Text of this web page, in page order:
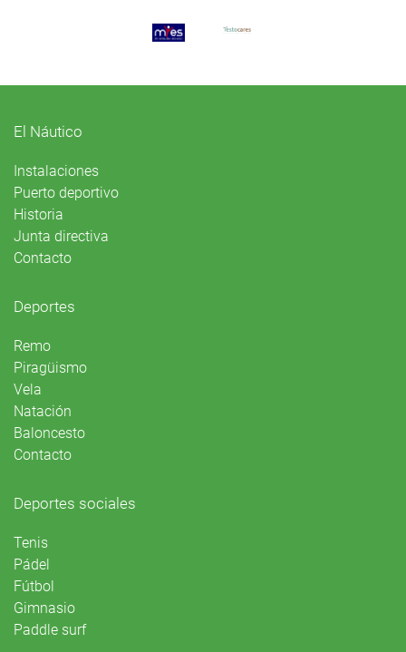
El Náutico
Instalaciones
Puerto deportivo
Historia
Junta directiva
Contacto
Deportes
Remo
Piragüismo
Vela
Natación
Baloncesto
Contacto
Deportes sociales
Tenis
Pádel
Fútbol
Gimnasio
Paddle surf